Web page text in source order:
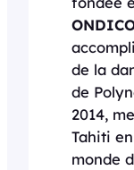
de la
de
2014,
Tahiti
monde